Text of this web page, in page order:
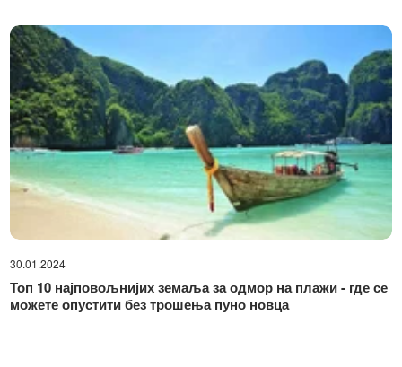
30.01.2024
Топ 10 најповољнијих земаља за одмор на плажи - где се
можете опустити без трошења пуно новца